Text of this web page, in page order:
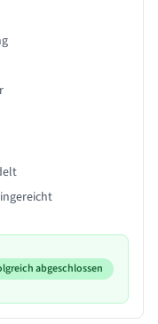
abgeschlossen